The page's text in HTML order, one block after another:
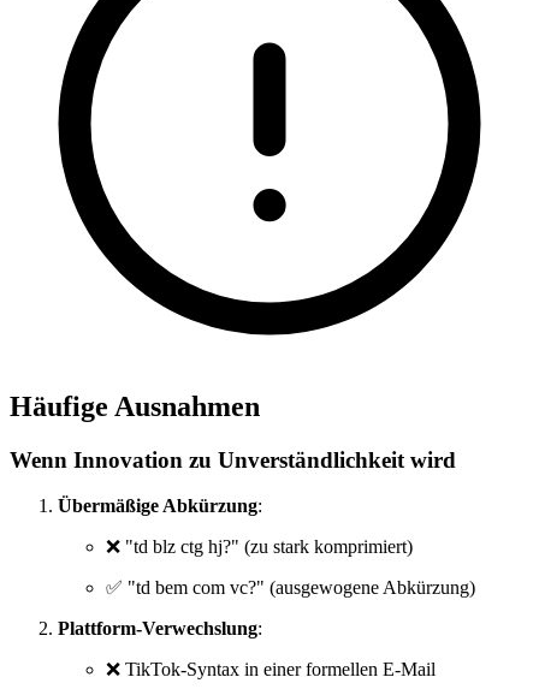
Häufige Ausnahmen
Wenn Innovation zu Unverständlichkeit wird
Übermäßige Abkürzung:
❌ "td blz ctg hj?" (zu stark komprimiert)
✅ "td bem com vc?" (ausgewogene Abkürzung)
Plattform-Verwechslung:
❌ TikTok-Syntax in einer formellen E-Mail